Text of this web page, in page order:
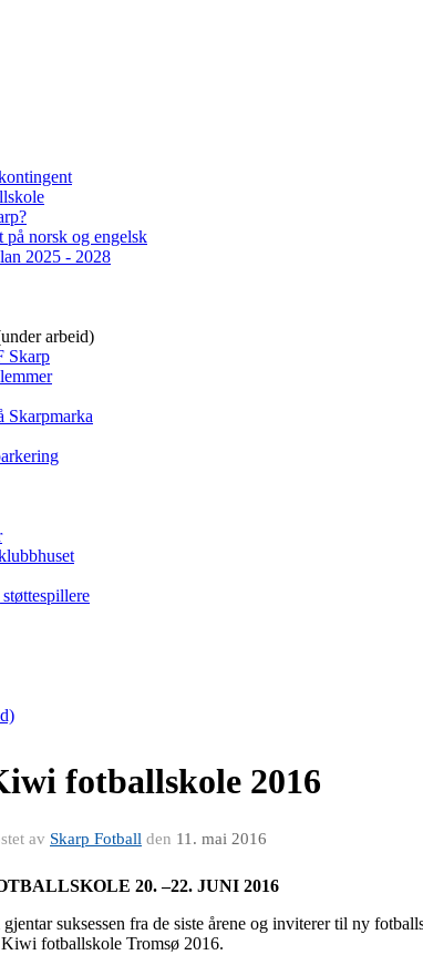
på norsk og engelsk
2025 - 2028
arbeid)
Skarp
Skarpmarka
fotballskole 2016
av Skarp Fotball den 11. mai 2016
20. –22. JUNI 2016
suksessen fra de siste årene og inviterer til ny
fotballskole Tromsø 2016.